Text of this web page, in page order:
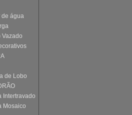
de água
Vazado
de Lobo
Intertravado
Mosaico